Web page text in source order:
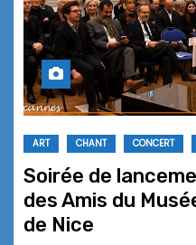
ART CHANT CONCERT
Soirée de
des Amis du
de Nice